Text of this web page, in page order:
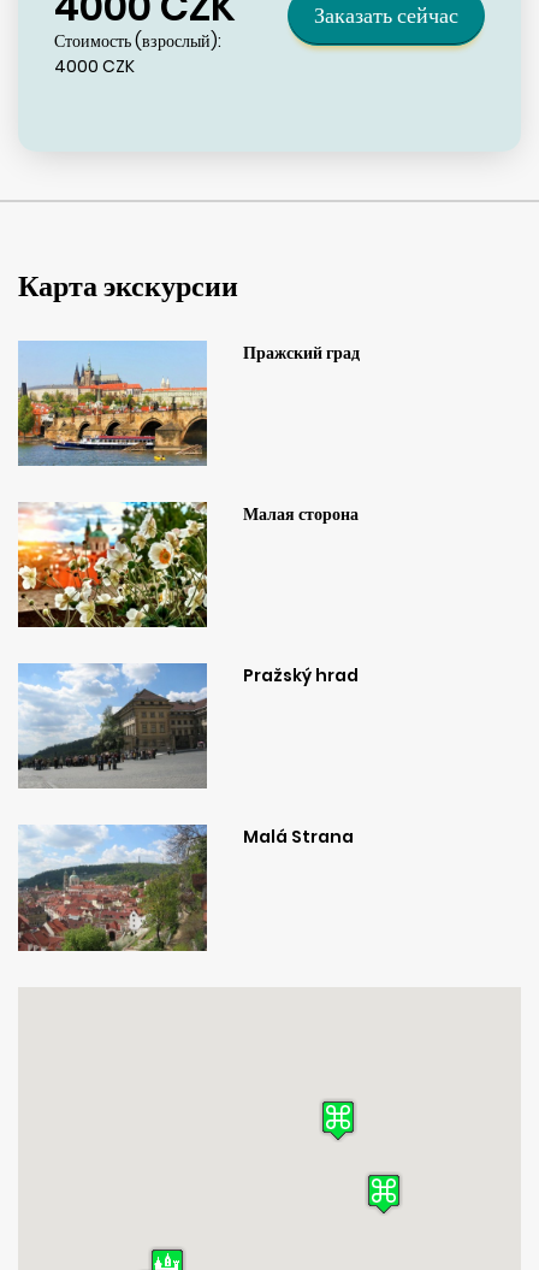
Стоимость (взрослый):
4000 CZK
Заказать сейчас
Карта экскурсии
Пражский град
Малая сторона
Pražský hrad
Malá Strana